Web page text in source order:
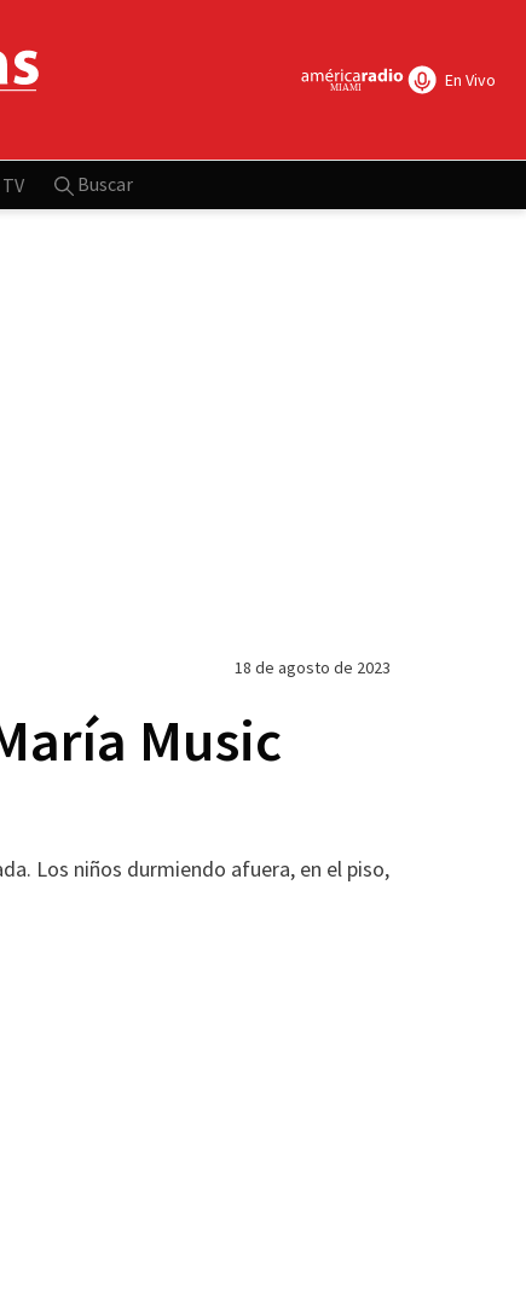
En Vivo
Buscar
18 de agosto de 2023
Music
Los niños durmiendo afuera, en el piso,